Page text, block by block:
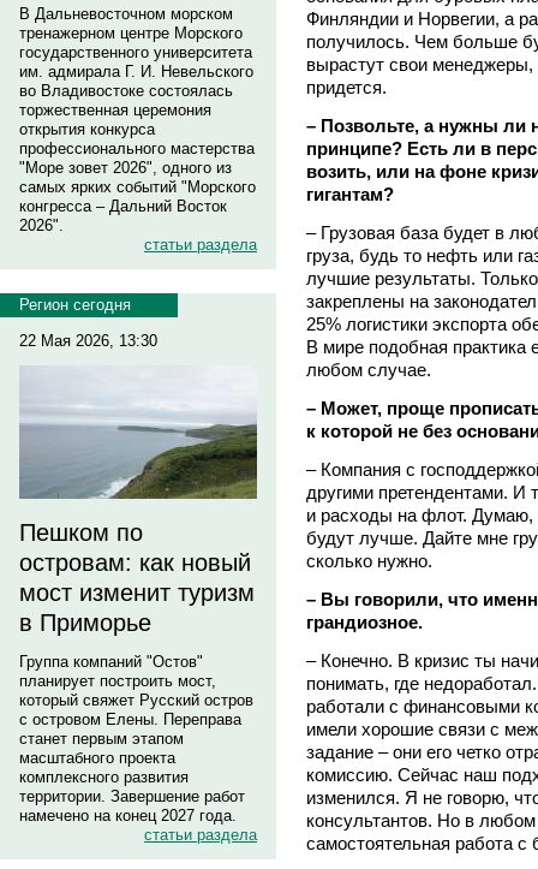
В Дальневосточном морском
тренажерном центре Морского
государственного университета
им. адмирала Г. И. Невельского
во Владивостоке состоялась
торжественная церемония
открытия конкурса
профессионального мастерства
"Море зовет 2026", одного из
самых ярких событий "Морского
конгресса – Дальний Восток
2026".
статьи раздела
Регион сегодня
22 Мая 2026, 13:30
Пешком по
островам: как новый
мост изменит туризм
в Приморье
Группа компаний "Остов"
планирует построить мост,
который свяжет Русский остров
с островом Елены. Переправа
станет первым этапом
масштабного проекта
комплексного развития
территории. Завершение работ
намечено на конец 2027 года.
статьи раздела
Финляндии и Норвегии, а
получилось. Чем больше
вырастут свои
придется.
– Позвольте, а нужны ли
принципе? Есть ли в
возить, или на фоне
гигантам?
– Грузовая база будет в
груза, будь то нефть или
лучшие результаты.
закреплены на
25% логистики экспорта
В мире подобная практика
любом случае.
– Может, проще
к которой не без
– Компания с
другими претендентами. И
и расходы на флот. Думаю,
будут лучше. Дайте мне
сколько нужно.
– Вы говорили, что
грандиозное.
– Конечно. В кризис ты
понимать, где
работали с финансовыми
имели хорошие связи с
задание – они его четко
комиссию. Сейчас наш
изменился. Я не говорю,
консультантов. Но в
самостоятельная работа с